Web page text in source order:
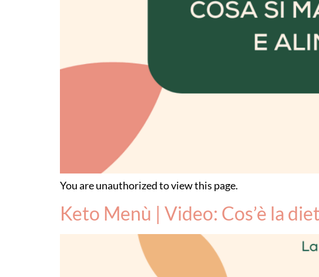
You are unauthorized to view this page.
Keto Menù | Video: Cos’è la